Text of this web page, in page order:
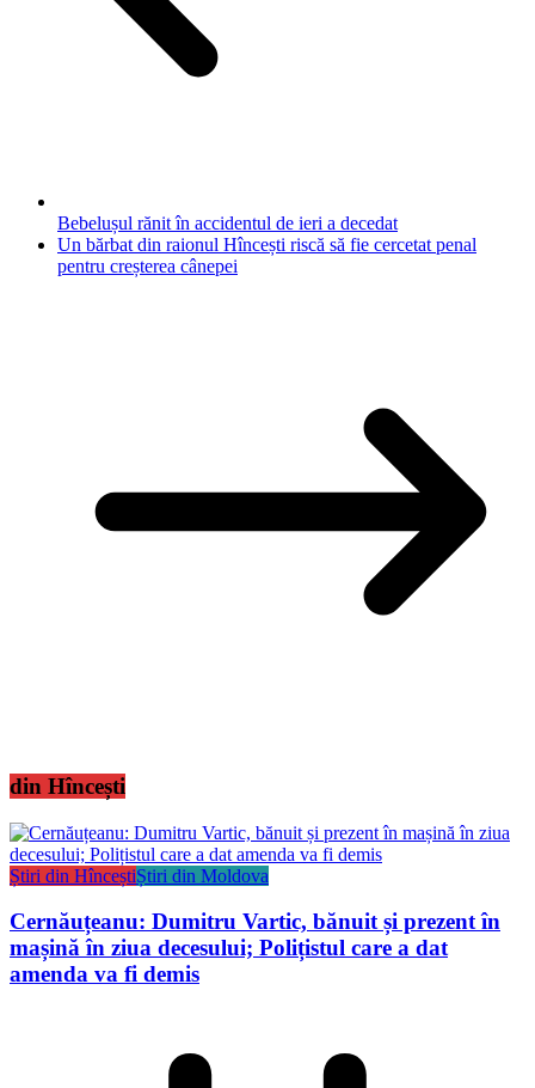
Bebelușul rănit în accidentul de ieri a decedat
Un bărbat din raionul Hîncești riscă să fie cercetat penal
pentru creșterea cânepei
din Hîncești
Știri din HînceștiȘtiri din Moldova
Cernăuțeanu: Dumitru Vartic, bănuit și prezent în
mașină în ziua decesului; Polițistul care a dat
amenda va fi demis